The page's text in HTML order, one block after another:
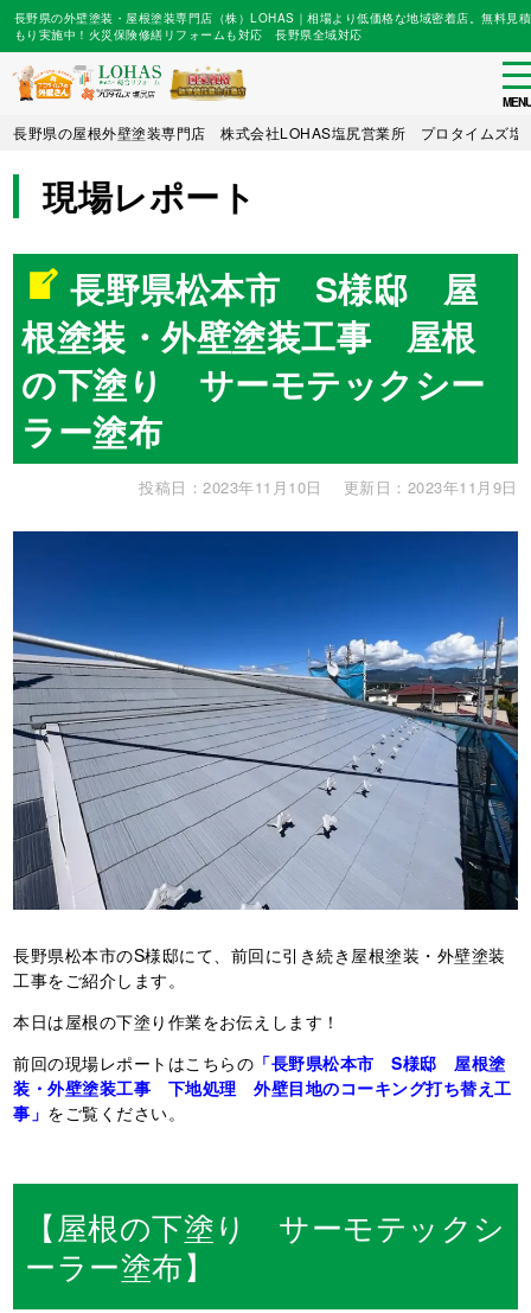
Skip
main
content
長野県の外壁塗装・屋根塗装専門店（株）LOHAS｜相場より低価格な地域密着店。無料見積
もり実施中！火災保険修繕リフォームも対応 長野県全域対応
長野県の屋根外壁塗装専門店 株式会社LOHAS塩尻営業所 プロタイムズ塩
現場レポート
長野県松本市 S様邸 屋
根塗装・外壁塗装工事 屋根
の下塗り サーモテックシー
ラー塗布
投稿日：2023年11月10日 更新日：2023年11月9日
長野県松本市のS様邸にて、前回に引き続き屋根塗装・外壁塗装
工事をご紹介します。
本日は屋根の下塗り作業をお伝えします！
前回の現場レポートはこちらの 「長野県松本市 S様邸 屋根塗
装・外壁塗装工事 下地処理 外壁目地のコーキング打ち替え工
事」 をご覧ください。
【屋根の下塗り サーモテックシ
ーラー塗布】